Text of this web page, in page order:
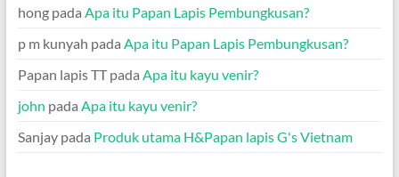
hongpada Apa itu Papan Lapis Pembungkusan?
p m kunyah pada Apa itu Papan Lapis Pembungkusan?
Papan lapis TTpada Apa itu kayu venir?
john pada Apa itu kayu venir?
Sanjaypada Produk utama H&Papan lapis G's Vietnam